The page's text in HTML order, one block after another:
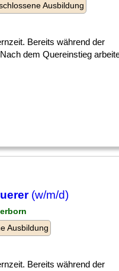
Ausbildung
Bereits während der
dem Quereinstieg
(w/m/d)
Ausbildung
Bereits während der